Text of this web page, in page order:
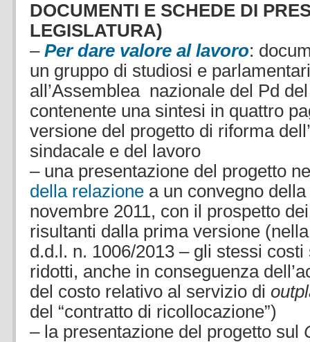
DOCUMENTI E SCHEDE DI
LEGISLATURA)
– Per dare valore al lavoro:
un gruppo di studiosi e parlamentari
all’Assemblea nazionale del Pd
contenente una sintesi in quattro
versione del progetto di riforma
sindacale e del lavoro
– una presentazione del progetto
della relazione a un convegno
novembre 2011, con il prospetto
risultanti dalla prima versione
d.d.l. n. 1006/2013 – gli stessi
ridotti, anche in conseguenza
del costo relativo al servizio di
del “contratto di ricollocazione”)
– la presentazione del progetto sul